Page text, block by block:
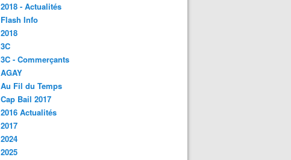
2018 - Actualités
Flash Info
2018
3C
3C - Commerçants
AGAY
Au Fil du Temps
Cap Bail 2017
2016 Actualités
2017
2024
2025